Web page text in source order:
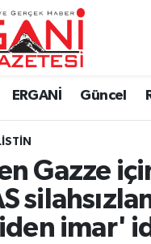
ERGANİ Güncel
Gazze
imar'
Eczaneler
Durumu
Yoğunluk Haritası
Puan Durumu ve